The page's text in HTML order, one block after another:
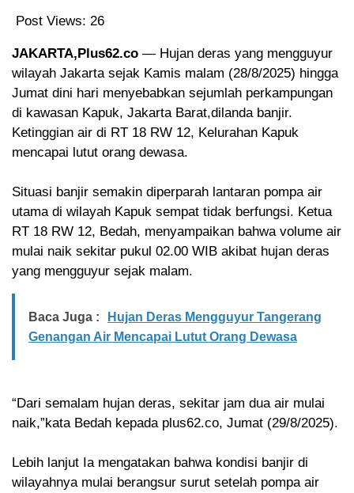
Post Views: 26
JAKARTA,Plus62.co — Hujan deras yang mengguyur
wilayah Jakarta sejak Kamis malam (28/8/2025) hingga
Jumat dini hari menyebabkan sejumlah perkampungan
di kawasan Kapuk, Jakarta Barat,dilanda banjir.
Ketinggian air di RT 18 RW 12, Kelurahan Kapuk
mencapai lutut orang dewasa.
Situasi banjir semakin diperparah lantaran pompa air
utama di wilayah Kapuk sempat tidak berfungsi. Ketua
RT 18 RW 12, Bedah, menyampaikan bahwa volume air
mulai naik sekitar pukul 02.00 WIB akibat hujan deras
yang mengguyur sejak malam.
Baca Juga :
Hujan Deras Mengguyur Tangerang
Genangan Air Mencapai Lutut Orang Dewasa
“Dari semalam hujan deras, sekitar jam dua air mulai
naik,”kata Bedah kepada plus62.co, Jumat (29/8/2025).
Lebih lanjut Ia mengatakan bahwa kondisi banjir di
wilayahnya mulai berangsur surut setelah pompa air